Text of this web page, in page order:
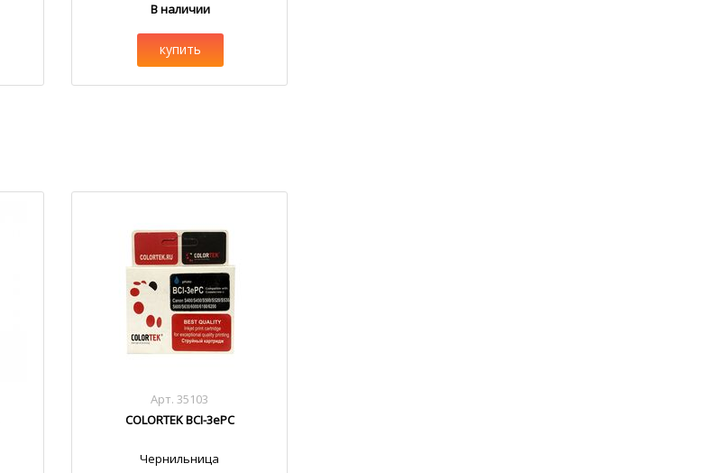
В наличии
купить
Арт. 35103
COLORTEK BCI-3ePC
Чернильница